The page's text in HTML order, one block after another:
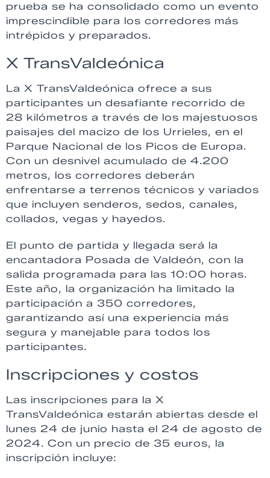
prueba se ha consolidado como un evento
imprescindible para los corredores más
intrépidos y preparados.
X TransValdeónica
La X TransValdeónica ofrece a sus
participantes un desafiante recorrido de
28 kilómetros a través de los majestuosos
paisajes del macizo de los Urrieles, en el
Parque Nacional de los Picos de Europa.
Con un desnivel acumulado de 4.200
metros, los corredores deberán
enfrentarse a terrenos técnicos y variados
que incluyen senderos, sedos, canales,
collados, vegas y hayedos.
El punto de partida y llegada será la
encantadora Posada de Valdeón, con la
salida programada para las 10:00 horas.
Este año, la organización ha limitado la
participación a 350 corredores,
garantizando así una experiencia más
segura y manejable para todos los
participantes.
Inscripciones y costos
Las inscripciones para la X
TransValdeónica estarán abiertas desde el
lunes 24 de junio hasta el 24 de agosto de
2024. Con un precio de 35 euros, la
inscripción incluye: